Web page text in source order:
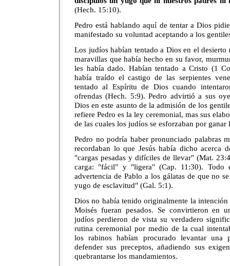
(Hech. 15:10).
Pedro está hablando aquí de tentar a Dios
manifestado su voluntad aceptando a los
Los judíos habían tentado a Dios en el
maravillas que había hecho en su favor,
les había dado. Habían tentado a Cristo (1
había traído el castigo de las serpientes
tentado al Espíritu de Dios cuando
ofrendas (Hech. 5:9). Pedro advirtió a sus
Dios en este asunto de la admisión de los
refiere Pedro es la ley ceremonial, mas sus
de las cuales los judíos se esforzaban por ganar
Pedro no podría haber pronunciado palabras
recordaban lo que Jesús había dicho acerca
"cargas pesadas y difíciles de llevar" (Mat.
carga: "fácil" y "ligera" (Cap. 11:30). Todo
advertencia de Pablo a los gálatas de que no
yugo de esclavitud" (Gal. 5:1).
Dios no había tenido originalmente la
Moisés fueran pesados. Se convirtieron en
judíos perdieron de vista su verdadero
rutina ceremonial por medio de la cual
los rabinos habían procurado levantar una
defender sus preceptos, añadiendo sus
quebrantarse los mandamientos.